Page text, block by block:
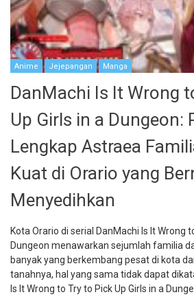
Anime Jejepangan Manga
DanMachi Is It Wrong
Up Girls in a Dungeon:
Lengkap Astraea
Kuat di Orario yang
Menyedihkan
Kota Orario di serial DanMachi Is It Wrong
Dungeon menawarkan sejumlah familia
banyak yang berkembang pesat di kota
tanahnya, hal yang sama tidak dapat
Is It Wrong to Try to Pick Up Girls in a